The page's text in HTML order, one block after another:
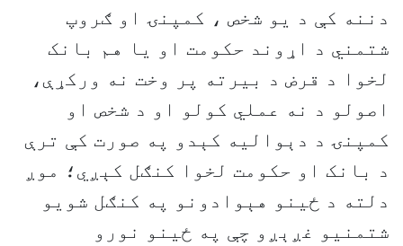
دننه کې د يو شخص ، کمپنۍ او ګروپ
شتمني د اړوند حکومت او يا هم بانک
لخوا د قرض د بیرته پر وخت نه ورکړې،
اصولو د نه عملي کولو او د شخص او
کمپنۍ د دېواليه کېدو په صورت کې ترې
د بانک او حکومت لخوا کنګل کېږي؛ موږ
دلته د ځينو هېوادونو په کنګل شويو
شتمنيو غږېږو چې په ځينو نورو